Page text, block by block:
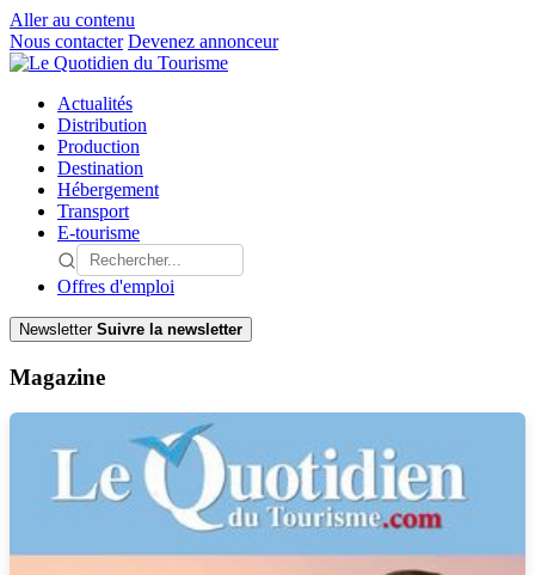
Aller au contenu
Nous contacter Devenez annonceur
Actualités
Distribution
Production
Destination
Hébergement
Transport
E-tourisme
Offres d'emploi
Newsletter Suivre la newsletter
Magazine